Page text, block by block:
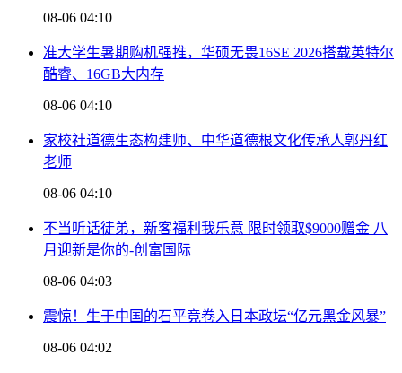
08-06 04:10
准大学生暑期购机强推，华硕无畏16SE 2026搭载英特尔
酷睿、16GB大内存
08-06 04:10
家校社道德生态构建师、中华道德根文化传承人郭丹红
老师
08-06 04:10
不当听话徒弟，新客福利我乐意 限时领取$9000赠金 八
月迎新是你的-创富国际
08-06 04:03
震惊！生于中国的石平竟卷入日本政坛“亿元黑金风暴”
08-06 04:02